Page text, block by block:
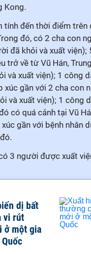
Kong.
tính đến thời điểm
đó, có 2 cha con
đã khỏi và xuất viện);
trở về từ Vũ Hán,
và xuất viện); 1 công
xúc gần với 2 cha con
và xuất viện); 1 công
có quá cảnh tại Vũ
gần với bệnh nhân
3 người được xuất
dị bất
vi rút
ở một gia